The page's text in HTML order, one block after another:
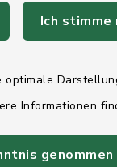
Ich stimme
Informationen
genommen